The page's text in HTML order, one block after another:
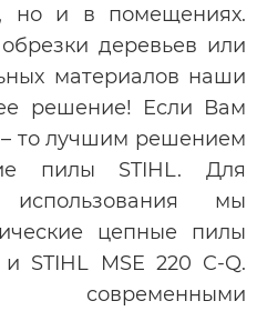
но и в помещениях.
деревьев или
материалов наши
решение! Если Вам
то лучшим решением
пилы STIHL. Для
использования мы
цепные пилы
STIHL MSE 220 C-Q.